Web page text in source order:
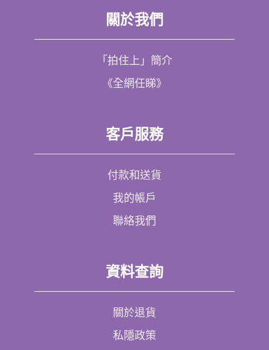
關於我們
「拍住上」簡介
《全網任睇》
客戶服務
付款和送貨
我的帳戶
聯絡我們
資料查詢
關於退貨
私隱政策